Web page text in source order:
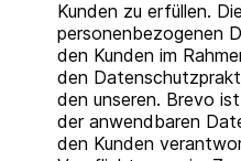
Kunden zu erfüllen.
personenbezogenen
den Kunden im
den
den unseren. Brevo
der anwendbaren
den Kunden